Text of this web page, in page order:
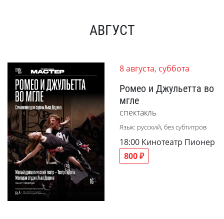
АВГУСТ
8 августа, суббота
Ромео и Джульетта во
мгле
спектакль
Язык: русский, без субтитров
18:00 Кинотеатр Пионер
800 ₽